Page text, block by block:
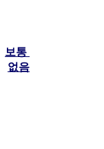
보통
없음